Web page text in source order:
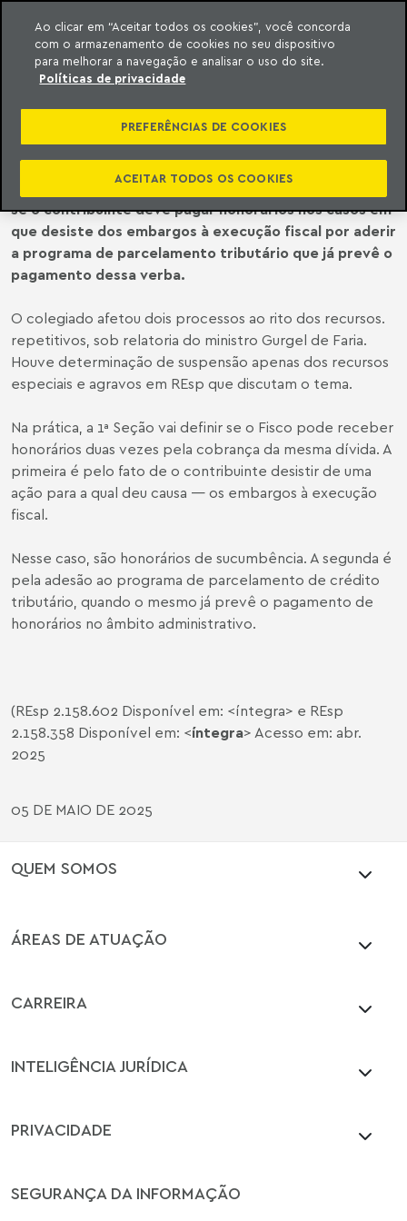
o conteúdo
Meyer
IMPORTANTES PARA JULGAMENTO
A 1ª Seção do Superior Tribunal de Justiça vai decidir
se o contribuinte deve pagar honorários nos casos em
que desiste dos embargos à execução fiscal por aderir
a programa de parcelamento tributário que já prevê o
pagamento dessa verba.
O colegiado afetou dois processos ao rito dos recursos.
repetitivos, sob relatoria do ministro Gurgel de Faria.
Houve determinação de suspensão apenas dos recursos
especiais e agravos em REsp que discutam o tema.
Na prática, a 1ª Seção vai definir se o Fisco pode receber
honorários duas vezes pela cobrança da mesma dívida. A
primeira é pelo fato de o contribuinte desistir de uma
ação para a qual deu causa — os embargos à execução
fiscal.
Nesse caso, são honorários de sucumbência. A segunda é
pela adesão ao programa de parcelamento de crédito
tributário, quando o mesmo já prevê o pagamento de
honorários no âmbito administrativo.
(REsp 2.158.602 Disponível em: <íntegra> e REsp
2.158.358 Disponível em: <íntegra> Acesso em: abr.
2025
05 DE MAIO DE 2025
QUEM SOMOS
ÁREAS DE ATUAÇÃO
CARREIRA
INTELIGÊNCIA JURÍDICA
PRIVACIDADE
SEGURANÇA DA INFORMAÇÃO
Ao clicar em “Aceitar todos os cookies”, você concorda
com o armazenamento de cookies no seu dispositivo
para melhorar a navegação e analisar o uso do site.
Políticas de privacidade
PREFERÊNCIAS DE COOKIES
ACEITAR TODOS OS COOKIES